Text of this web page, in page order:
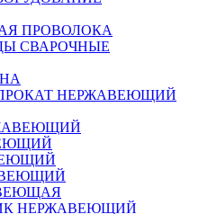
ПРОВОЛОКА
СВАРОЧНЫЕ
НЕРЖАВЕЮЩИЙ
НЕРЖАВЕЮЩИЙ